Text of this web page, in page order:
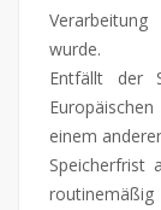
wurde.
Entfällt der
einem
Speicherfrist